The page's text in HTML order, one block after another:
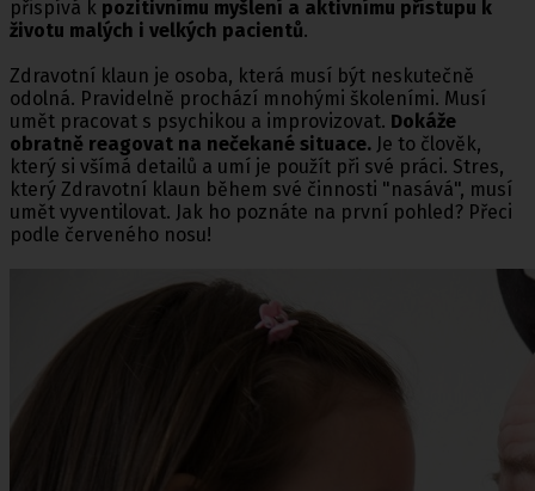
přispívá k pozitivnímu myšlení a aktivnímu přístupu k
životu malých i velkých pacientů.
Zdravotní klaun je osoba, která musí být neskutečně
odolná. Pravidelně prochází mnohými školeními. Musí
umět pracovat s psychikou a improvizovat. Dokáže
obratně reagovat na nečekané situace. Je to člověk,
který si všímá detailů a umí je použít při své práci. Stres,
který Zdravotní klaun během své činnosti "nasává", musí
umět vyventilovat. Jak ho poznáte na první pohled? Přeci
podle červeného nosu!